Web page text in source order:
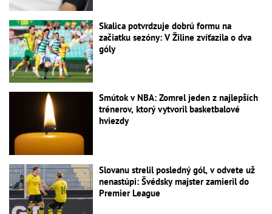
Skalica potvrdzuje dobrú formu na
začiatku sezóny: V Žiline zvíťazila o dva
góly
Smútok v NBA: Zomrel jeden z najlepších
trénerov, ktorý vytvoril basketbalové
hviezdy
Slovanu strelil posledný gól, v odvete už
nenastúpi: Švédsky majster zamieril do
Premier League